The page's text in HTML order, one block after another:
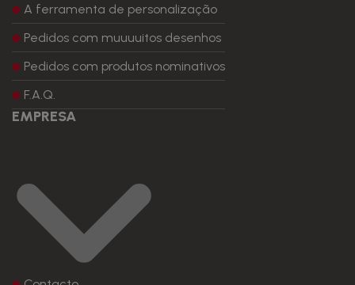
A ferramenta de personalização
Pedidos com muuuuitos desenhos
Pedidos com produtos nominativos
F.A.Q.
EMPRESA